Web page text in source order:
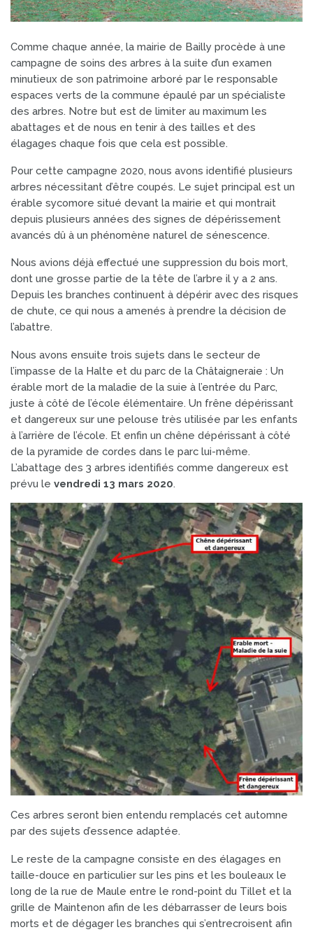
Comme chaque année, la mairie de Bailly procède à une
campagne de soins des arbres à la suite d’un examen
minutieux de son patrimoine arboré par le responsable
espaces verts de la commune épaulé par un spécialiste
des arbres. Notre but est de limiter au maximum les
abattages et de nous en tenir à des tailles et des
élagages chaque fois que cela est possible.
Pour cette campagne 2020, nous avons identifié plusieurs
arbres nécessitant d’être coupés. Le sujet principal est un
érable sycomore situé devant la mairie et qui montrait
depuis plusieurs années des signes de dépérissement
avancés dû à un phénomène naturel de sénescence.
Nous avions déjà effectué une suppression du bois mort,
dont une grosse partie de la tête de l’arbre il y a 2 ans.
Depuis les branches continuent à dépérir avec des risques
de chute, ce qui nous a amenés à prendre la décision de
l’abattre.
Nous avons ensuite trois sujets dans le secteur de
l’impasse de la Halte et du parc de la Châtaigneraie : Un
érable mort de la maladie de la suie à l’entrée du Parc,
juste à côté de l’école élémentaire. Un frêne dépérissant
et dangereux sur une pelouse très utilisée par les enfants
à l’arrière de l’école. Et enfin un chêne dépérissant à côté
de la pyramide de cordes dans le parc lui-même.
L’abattage des 3 arbres identifiés comme dangereux est
prévu le vendredi 13 mars 2020.
Ces arbres seront bien entendu remplacés cet automne
par des sujets d’essence adaptée.
Le reste de la campagne consiste en des élagages en
taille-douce en particulier sur les pins et les bouleaux le
long de la rue de Maule entre le rond-point du Tillet et la
grille de Maintenon afin de les débarrasser de leurs bois
morts et de dégager les branches qui s’entrecroisent afin